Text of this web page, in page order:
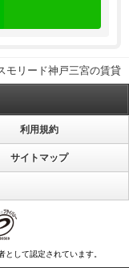
モリード神戸三宮の賃貸
利用規約
サイトマップ
して認定されています。